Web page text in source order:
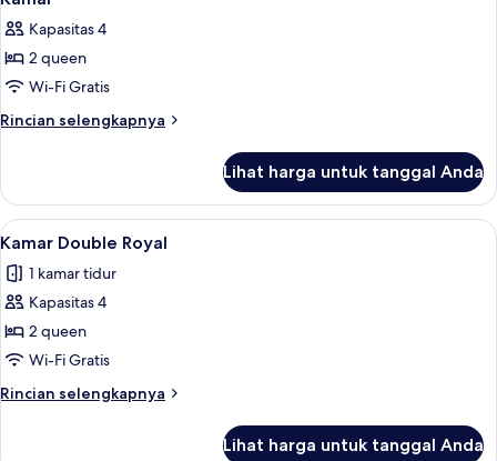
Kapasitas 4
2 queen
Wi-Fi Gratis
Rincian selengkapnya
Rincian
Kamar
Lihat harga untuk tanggal Anda
Lihat
semua
foto
untuk
Kamar
Double
Royal
Seprai premium, bantalan ekstra
16
Kamar Double Royal
1 kamar tidur
Kapasitas 4
2 queen
Wi-Fi Gratis
Rincian selengkapnya
Rincian
Lihat harga untuk tanggal Anda